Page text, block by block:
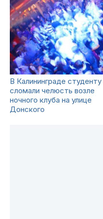
В Калининграде студенту
сломали челюсть возле
ночного клуба на улице
Донского